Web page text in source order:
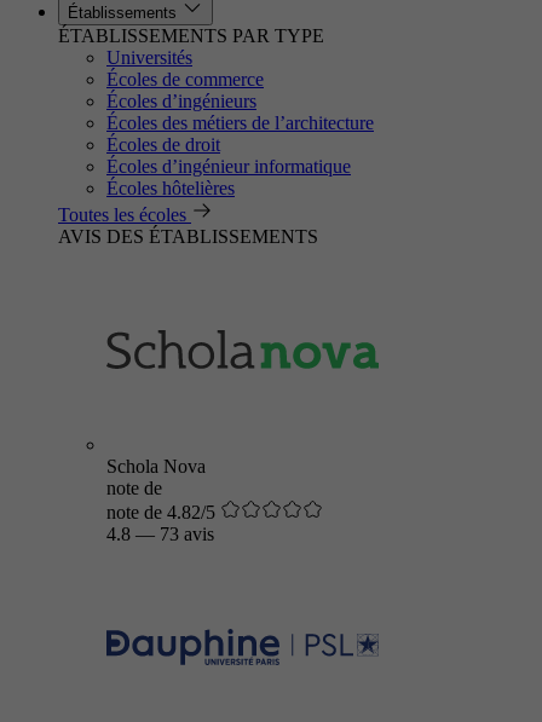
Établissements
ÉTABLISSEMENTS PAR TYPE
Universités
Écoles de commerce
Écoles d’ingénieurs
Écoles des métiers de l’architecture
Écoles de droit
Écoles d’ingénieur informatique
Écoles hôtelières
Toutes les écoles
AVIS DES ÉTABLISSEMENTS
Schola Nova
note de
note de 4.82/5
4.8 — 73 avis